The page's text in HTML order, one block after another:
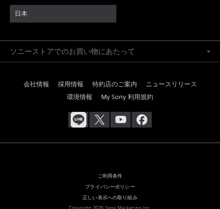
日本
ソニーストアでのお買い物にあたって
会社情報 採用情報 特約店のご案内
ニュースリリース
環境情報
My Sony 利用規約
ご利用条件
プライバシーポリシー
正しい表示への取り組み